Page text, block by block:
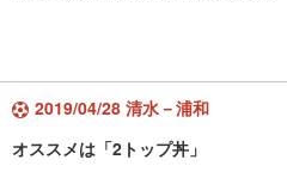
2019/04/28 清水－浦和
オススメは「2トップ丼」